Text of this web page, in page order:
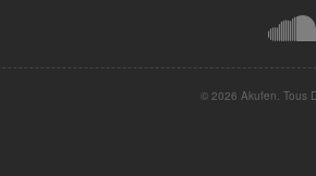
© 2026 Akufen. Tous